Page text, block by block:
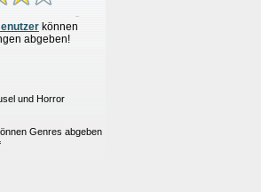
können
abgeben!
und Horror
Genres abgeben